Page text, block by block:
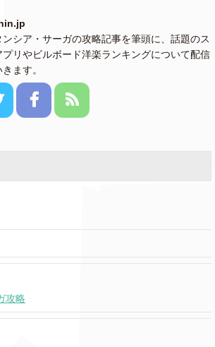
ンシア・サーガの攻略記事を筆頭に、話題のス
プリやビルボード洋楽ランキングについて配信
ます。
攻略